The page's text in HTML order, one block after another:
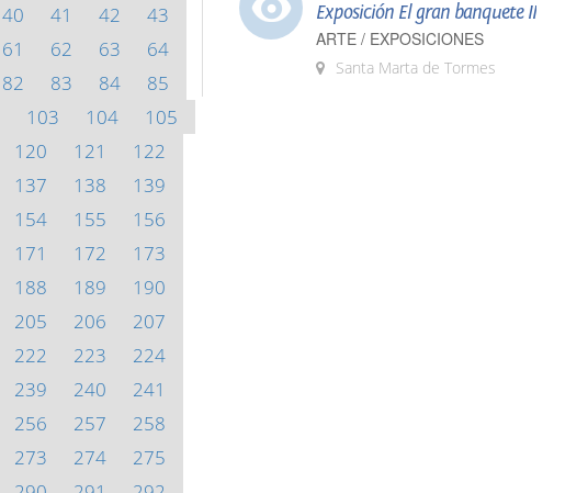
40 41 42
43
61 62 63
64
82 83 84
85
103 104
105
120 121
122
137 138
139
154 155
156
171 172
173
188 189
190
205 206
207
222 223
224
239 240
241
256 257
258
273 274
275
Exposición El gran banquete II
ARTE / EXPOSICIONES
Santa Marta de Tormes